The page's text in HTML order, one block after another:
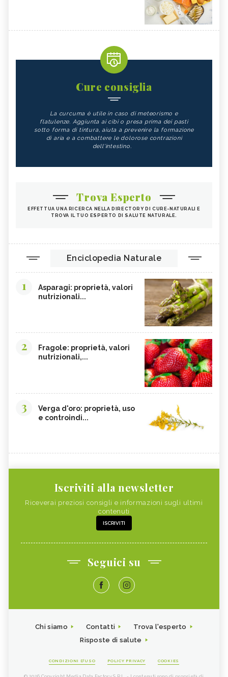
Cure consiglia
La curcuma è utile in caso di meteorismo e
flatulenze. Aggiunta ai cibi o presa prima dei pasti
sotto forma di tintura, aiuta a prevenire la formazione
di aria e a combattere le dolorose contrazioni
dell'intestino.
Trova Esperto
EFFETTUA UNA RICERCA NELLA DIRECTORY DI CURE-NATURALI E
TROVA IL TUO ESPERTO DI SALUTE NATURALE.
Enciclopedia Naturale
1
Asparagi: proprietà, valori
nutrizionali...
2
Fragole: proprietà, valori
nutrizionali,...
3
Verga d'oro: proprietà, uso
e controindi...
Iscriviti alla newsletter
Riceverai preziosi consigli e informazioni sugli ultimi
contenuti
ISCRIVITI
Seguici su
Chi siamo Contatti
Trova l'esperto
Risposte di salute
CONDIZIONI D'USO POLICY PRIVACY COOKIES